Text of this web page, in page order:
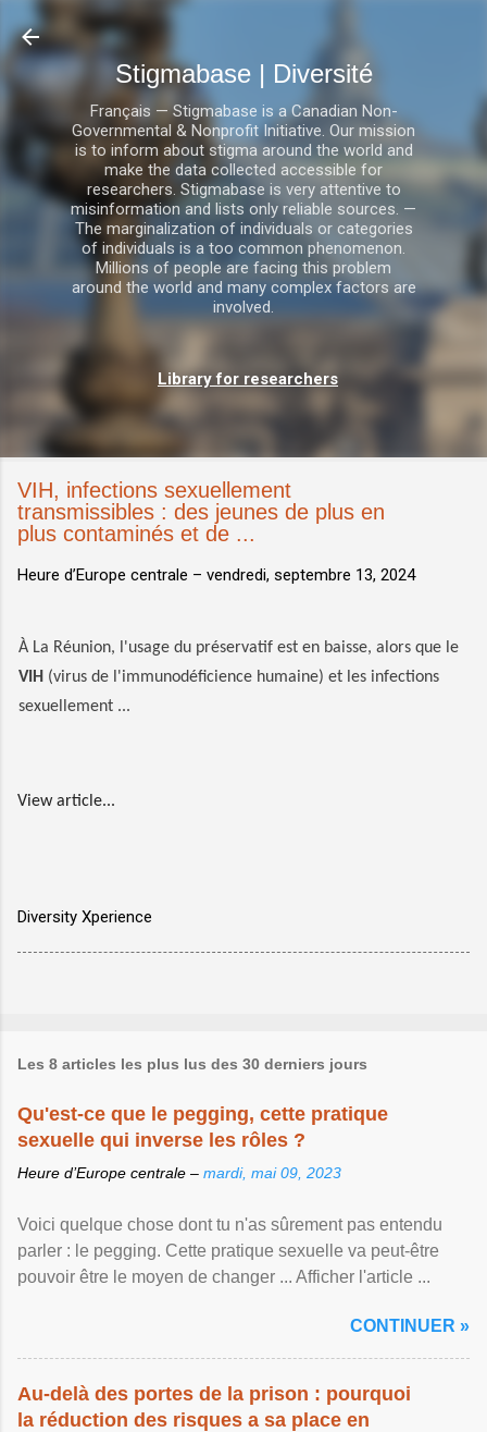
Stigmabase | Diversité
Français — Stigmabase is a Canadian Non-
Governmental & Nonprofit Initiative. Our mission
is to inform about stigma around the world and
make the data collected accessible for
researchers. Stigmabase is very attentive to
misinformation and lists only reliable sources. —
The marginalization of individuals or categories
of individuals is a too common phenomenon.
Millions of people are facing this problem
around the world and many complex factors are
involved.
Library for researchers
VIH, infections sexuellement
transmissibles : des jeunes de plus en
plus contaminés et de ...
Heure d’Europe centrale – vendredi, septembre 13, 2024
À La Réunion, l'usage du préservatif est en baisse, alors que le
VIH (virus de l'immunodéficience humaine) et les infections
sexuellement ...
View article...
Diversity Xperience
Les 8 articles les plus lus des 30 derniers jours
Qu'est-ce que le pegging, cette pratique
sexuelle qui inverse les rôles ?
Heure d’Europe centrale – mardi, mai 09, 2023
Voici quelque chose dont tu n'as sûrement pas entendu
parler : le pegging. Cette pratique sexuelle va peut-être
pouvoir être le moyen de changer ... Afficher l'article ...
CONTINUER »
Au-delà des portes de la prison : pourquoi
la réduction des risques a sa place en